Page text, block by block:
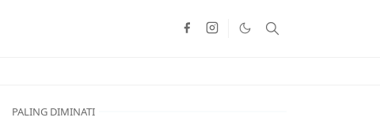
PALING DIMINATI